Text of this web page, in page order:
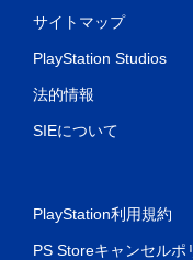
サイトマップ
PlayStation Studios
法的情報
SIEについて
PlayStation利用規約
PS Storeキャンセルポ